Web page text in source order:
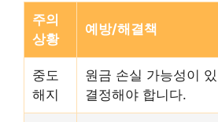
주의
상황
예방/해결책
중도
해지
원금 손실 가능성이
결정해야 합니다.